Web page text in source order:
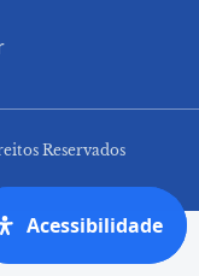
Reservados
Acessibilidade
Acessibilidade